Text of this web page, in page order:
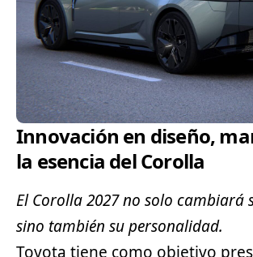
Innovación en diseño,
la esencia del Corolla
El Corolla 2027 no solo cambiará
sino también su personalidad.
Toyota tiene como objetivo